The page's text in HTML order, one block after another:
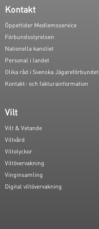
Kontakt
Öppettider Medlemsservice
Förbundsstyrelsen
Nationella kansliet
Personal i landet
Olika råd i Svenska Jägareförbundet
Kontakt- och fakturainformation
Vilt
Vilt & Vetande
Viltvård
Viltolyckor
Viltövervakning
Vinginsamling
Digital viltövervakning